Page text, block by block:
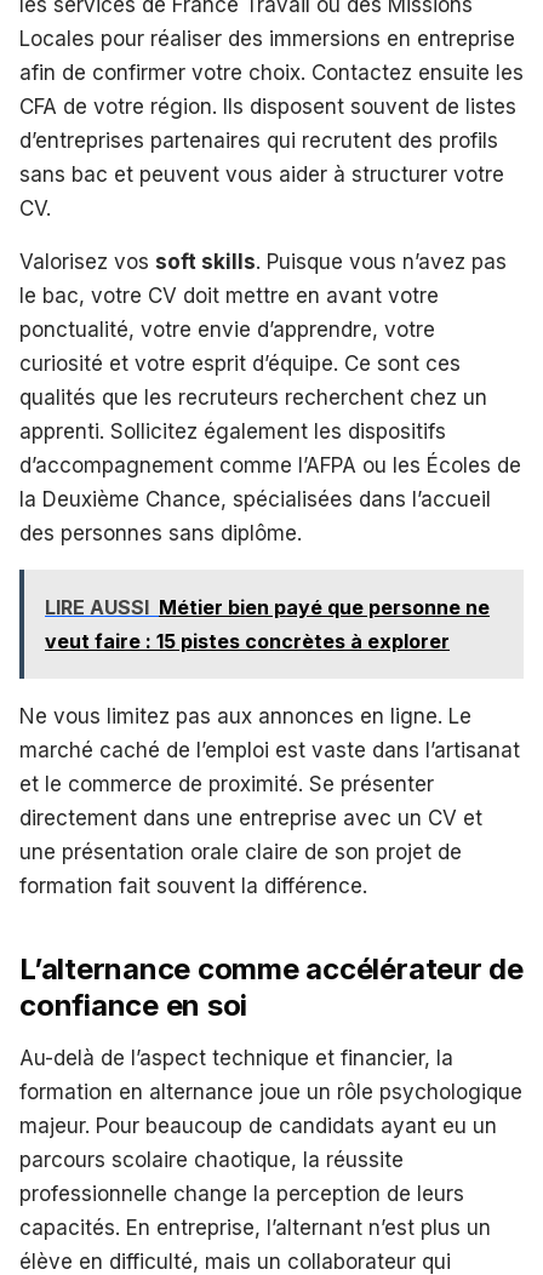
Locales pour réaliser des immersions en entreprise
afin de confirmer votre choix. Contactez ensuite les
CFA de votre région. Ils disposent souvent de listes
d’entreprises partenaires qui recrutent des profils
sans bac et peuvent vous aider à structurer votre
CV.
Valorisez vos soft skills. Puisque vous n’avez pas
le bac, votre CV doit mettre en avant votre
ponctualité, votre envie d’apprendre, votre
curiosité et votre esprit d’équipe. Ce sont ces
qualités que les recruteurs recherchent chez un
apprenti. Sollicitez également les dispositifs
d’accompagnement comme l’AFPA ou les Écoles de
la Deuxième Chance, spécialisées dans l’accueil
des personnes sans diplôme.
LIRE AUSSI Métier bien payé que personne ne
veut faire : 15 pistes concrètes à explorer
Ne vous limitez pas aux annonces en ligne. Le
marché caché de l’emploi est vaste dans l’artisanat
et le commerce de proximité. Se présenter
directement dans une entreprise avec un CV et
une présentation orale claire de son projet de
formation fait souvent la différence.
L’alternance comme accélérateur de
confiance en soi
Au-delà de l’aspect technique et financier, la
formation en alternance joue un rôle psychologique
majeur. Pour beaucoup de candidats ayant eu un
parcours scolaire chaotique, la réussite
professionnelle change la perception de leurs
capacités. En entreprise, l’alternant n’est plus un
élève en difficulté, mais un collaborateur qui